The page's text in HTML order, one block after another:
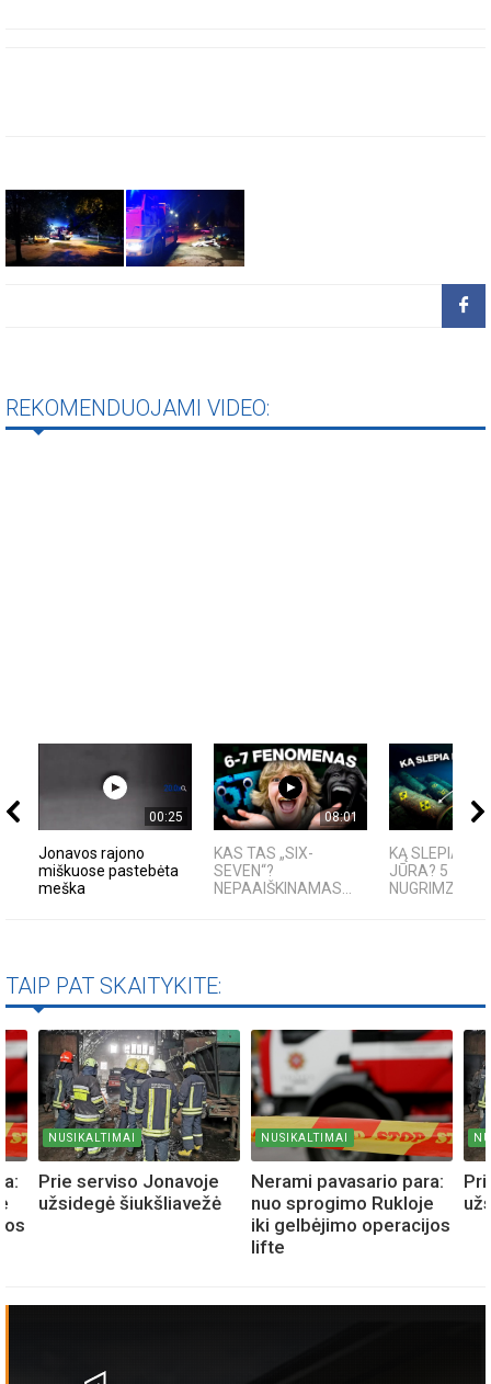
REKOMENDUOJAMI VIDEO:
00:25
Jonavos rajono
miškuose pastebėta
meška
08:01
KAS TAS „SIX-
SEVEN“?
NEPAAIŠKINAMAS...
KĄ SLEPIA
JŪRA? 5
TAIP PAT SKAITYKITE:
NUSIKALTIMAI
Prie serviso Jonavoje
užsidegė šiukšliavežė
NUSIKALTIMAI
Nerami pavasario para:
nuo sprogimo Rukloje
iki gelbėjimo operacijos
lifte